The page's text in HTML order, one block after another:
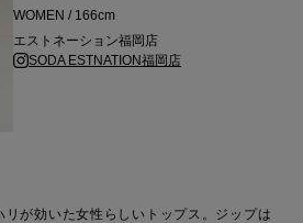
WOMEN / 166cm
エストネーション福岡店
SODA ESTNATION福岡店
が効いた女性らしいトップス。ジップは